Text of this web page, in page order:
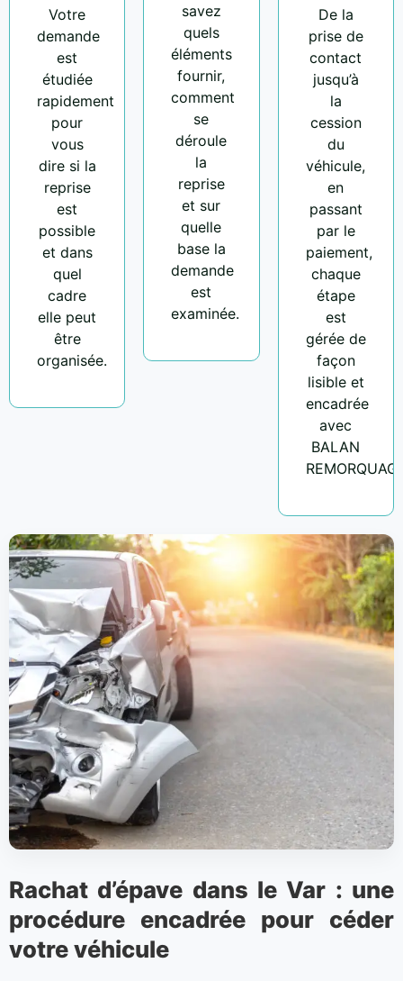
Votre
demande
est
étudiée
rapidement
pour
vous
dire si la
reprise
est
possible
et dans
quel
cadre
elle peut
être
organisée.
savez
quels
éléments
fournir,
comment
se
déroule
la
reprise
et sur
quelle
base la
demande
est
examinée.
De la
prise de
contact
jusqu’à
la
cession
du
véhicule,
en
passant
par le
paiement,
chaque
étape
est
gérée de
façon
lisible et
encadrée
avec
BALAN
Rachat d’épave dans le Var : une
procédure encadrée pour céder
votre véhicule